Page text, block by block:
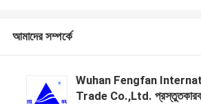
আমাদের সম্পর্কে
Wuhan Fengfan
Trade Co.,Ltd.